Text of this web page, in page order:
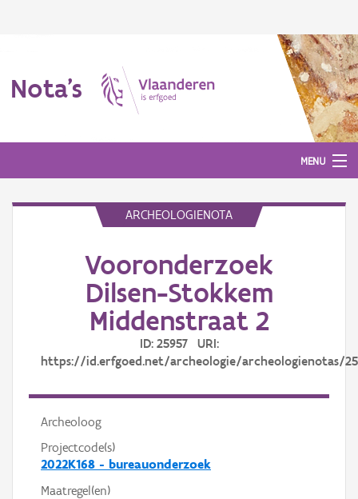
Nota's
MENU
ARCHEOLOGIENOTA
Vooronderzoek
Dilsen-Stokkem
Middenstraat 2
ID: 25957 URI:
https://id.erfgoed.net/archeologie/archeologienotas/
Archeoloog
Projectcode(s)
2022K168 - bureauonderzoek
Maatregel(en)